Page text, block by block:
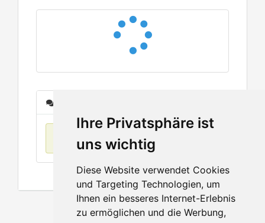
Ihre Privatsphäre ist
uns wichtig
Diese Website verwendet Cookies
und Targeting Technologien, um
Ihnen ein besseres Internet-Erlebnis
zu ermöglichen und die Werbung,
No items found